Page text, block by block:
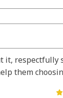
it, respectfully
them